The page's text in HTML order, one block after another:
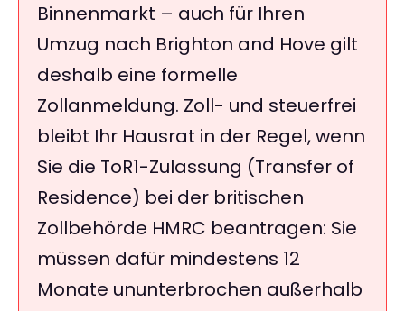
Binnenmarkt – auch für Ihren
Umzug nach Brighton and Hove gilt
deshalb eine formelle
Zollanmeldung. Zoll- und steuerfrei
bleibt Ihr Hausrat in der Regel, wenn
Sie die ToR1-Zulassung (Transfer of
Residence) bei der britischen
Zollbehörde HMRC beantragen: Sie
müssen dafür mindestens 12
Monate ununterbrochen außerhalb